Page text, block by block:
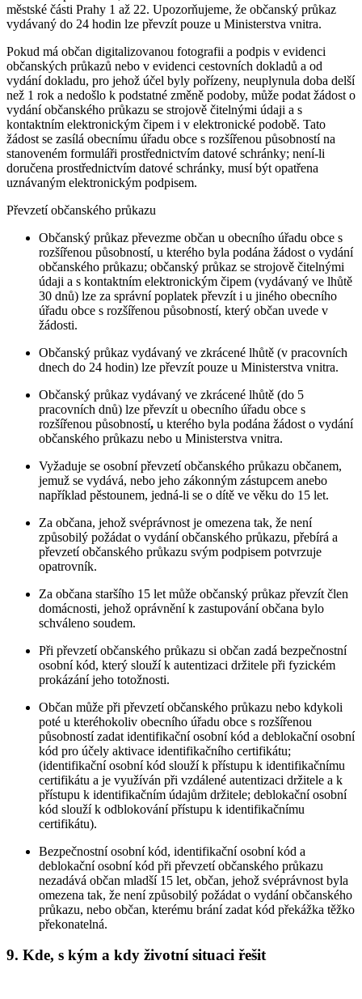
městské části Prahy 1 až 22. Upozorňujeme, že občanský průkaz
vydávaný do 24 hodin lze převzít pouze u Ministerstva vnitra.
Pokud má občan digitalizovanou fotografii a podpis v evidenci
občanských průkazů nebo v evidenci cestovních dokladů a od
vydání dokladu, pro jehož účel byly pořízeny, neuplynula doba delší
než 1 rok a nedošlo k podstatné změně podoby, může podat žádost o
vydání občanského průkazu se strojově čitelnými údaji a s
kontaktním elektronickým čipem i v elektronické podobě. Tato
žádost se zasílá obecnímu úřadu obce s rozšířenou působností na
stanoveném formuláři prostřednictvím datové schránky; není-li
doručena prostřednictvím datové schránky, musí být opatřena
uznávaným elektronickým podpisem.
Převzetí občanského průkazu
Občanský průkaz převezme občan u obecního úřadu obce s
rozšířenou působností, u kterého byla podána žádost o vydání
občanského průkazu; občanský průkaz se strojově čitelnými
údaji a s kontaktním elektronickým čipem (vydávaný ve lhůtě
30 dnů) lze za správní poplatek převzít i u jiného obecního
úřadu obce s rozšířenou působností, který občan uvede v
žádosti.
Občanský průkaz vydávaný ve zkrácené lhůtě (v pracovních
dnech do 24 hodin) lze převzít pouze u Ministerstva vnitra.
Občanský průkaz vydávaný ve zkrácené lhůtě (do 5
pracovních dnů) lze převzít u obecního úřadu obce s
rozšířenou působností, u kterého byla podána žádost o vydání
občanského průkazu nebo u Ministerstva vnitra.
Vyžaduje se osobní převzetí občanského průkazu občanem,
jemuž se vydává, nebo jeho zákonným zástupcem anebo
například pěstounem, jedná-li se o dítě ve věku do 15 let.
Za občana, jehož svéprávnost je omezena tak, že není
způsobilý požádat o vydání občanského průkazu, přebírá a
převzetí občanského průkazu svým podpisem potvrzuje
opatrovník.
Za občana staršího 15 let může občanský průkaz převzít člen
domácnosti, jehož oprávnění k zastupování občana bylo
schváleno soudem.
Při převzetí občanského průkazu si občan zadá bezpečnostní
osobní kód, který slouží k autentizaci držitele při fyzickém
prokázání jeho totožnosti.
Občan může při převzetí občanského průkazu nebo kdykoli
poté u kteréhokoliv obecního úřadu obce s rozšířenou
působností zadat identifikační osobní kód a deblokační osobní
kód pro účely aktivace identifikačního certifikátu;
(identifikační osobní kód slouží k přístupu k identifikačnímu
certifikátu a je využíván při vzdálené autentizaci držitele a k
přístupu k identifikačním údajům držitele; deblokační osobní
kód slouží k odblokování přístupu k identifikačnímu
certifikátu).
Bezpečnostní osobní kód, identifikační osobní kód a
deblokační osobní kód při převzetí občanského průkazu
nezadává občan mladší 15 let, občan, jehož svéprávnost byla
omezena tak, že není způsobilý požádat o vydání občanského
průkazu, nebo občan, kterému brání zadat kód překážka těžko
překonatelná.
9. Kde, s kým a kdy životní situaci řešit